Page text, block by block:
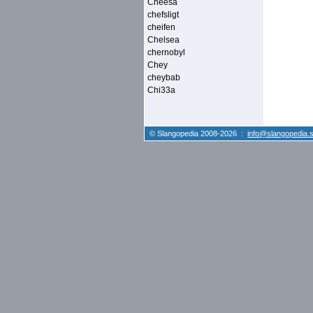
Cheesa
chefsligt
cheifen
Chelsea
chernobyl
Chey
cheybab
Chi33a
© Slangopedia 2008-2026 :